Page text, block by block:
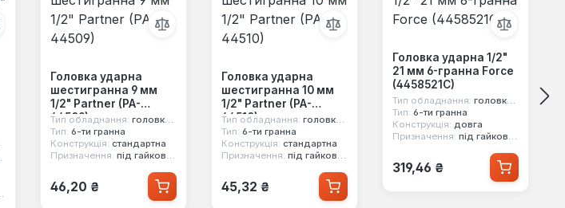
Головка ударна
шестигранна 9 мм
1/2" Partner (PA-
44509)
Тип обладнання: головка ударна
Тип: 6-ти гранна
Конструкція: стандартна
Призначення: під гайковерт
Звичайна ціна:
46,20 ₴
Головка ударна
шестигранна 10 мм
1/2" Partner (PA-
44510)
Тип обладнання: головка ударна
Тип: 6-ти гранна
Конструкція: стандартна
Призначення: під гайковерт
Звичайна ціна:
45,32 ₴
Головка ударна 1/2"
21 мм 6-гранна Force
(4458521C)
Тип обладнання: головка ударна
Тип: 6-ти гранна
Конструкція: довга
Призначення: під гайковерт, під легкосплавні диски
Звичайна ціна:
319,46 ₴